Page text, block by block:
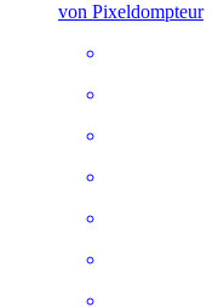
von Pixeldompteur